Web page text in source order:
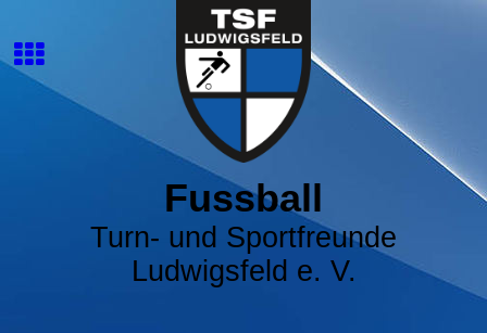
Fussball
Turn- und Sportfreunde
Ludwigsfeld e. V.